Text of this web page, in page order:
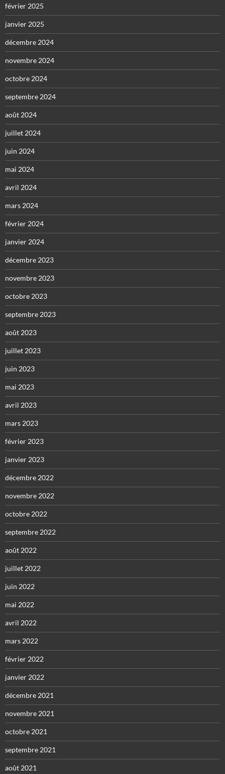
février 2025
janvier 2025
décembre 2024
novembre 2024
octobre 2024
septembre 2024
août 2024
juillet 2024
juin 2024
mai 2024
avril 2024
mars 2024
février 2024
janvier 2024
décembre 2023
novembre 2023
octobre 2023
septembre 2023
août 2023
juillet 2023
juin 2023
mai 2023
avril 2023
mars 2023
février 2023
janvier 2023
décembre 2022
novembre 2022
octobre 2022
septembre 2022
août 2022
juillet 2022
juin 2022
mai 2022
avril 2022
mars 2022
février 2022
janvier 2022
décembre 2021
novembre 2021
octobre 2021
septembre 2021
août 2021